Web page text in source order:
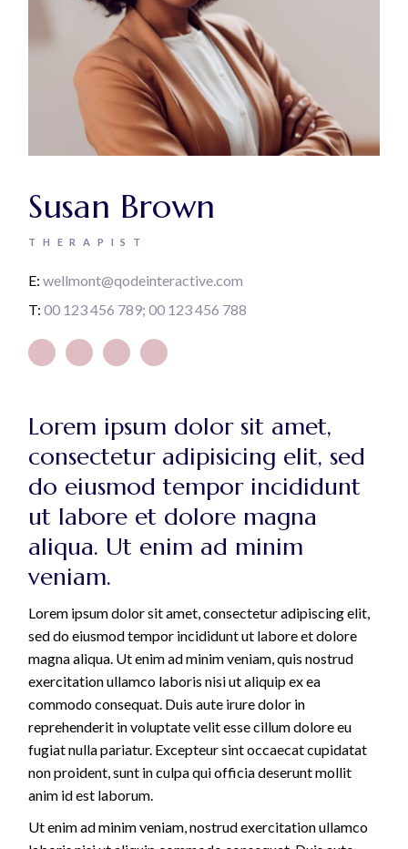
Susan Brown
THERAPIST
E: wellmont@qodeinteractive.com
T: 00 123 456 789 00 123 456 788
Lorem ipsum dolor sit amet,
consectetur adipisicing elit, sed
do eiusmod tempor incididunt
ut labore et dolore magna
aliqua. Ut enim ad minim
veniam.
Lorem ipsum dolor sit amet, consectetur adipiscing elit,
sed do eiusmod tempor incididunt ut labore et dolore
magna aliqua. Ut enim ad minim veniam, quis nostrud
exercitation ullamco laboris nisi ut aliquip ex ea
commodo consequat. Duis aute irure dolor in
reprehenderit in voluptate velit esse cillum dolore eu
fugiat nulla pariatur. Excepteur sint occaecat cupidatat
non proident, sunt in culpa qui officia deserunt mollit
anim id est laborum.
Ut enim ad minim veniam, nostrud exercitation ullamco